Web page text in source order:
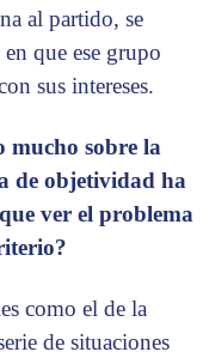
al partido, se
que ese grupo
sus intereses.
mucho sobre la
de objetividad ha
ver el problema
como el de la
de situaciones